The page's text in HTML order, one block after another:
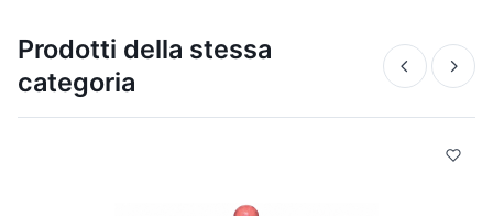
Prodotti della stessa
categoria